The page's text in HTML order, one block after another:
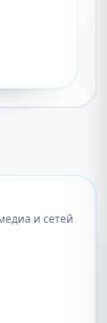
и сетей